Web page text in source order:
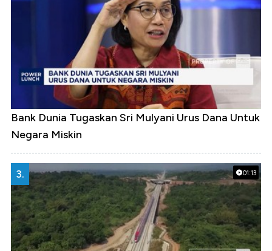
Bank Dunia Tugaskan Sri Mulyani Urus Dana Untuk
Negara Miskin
01:13
3.